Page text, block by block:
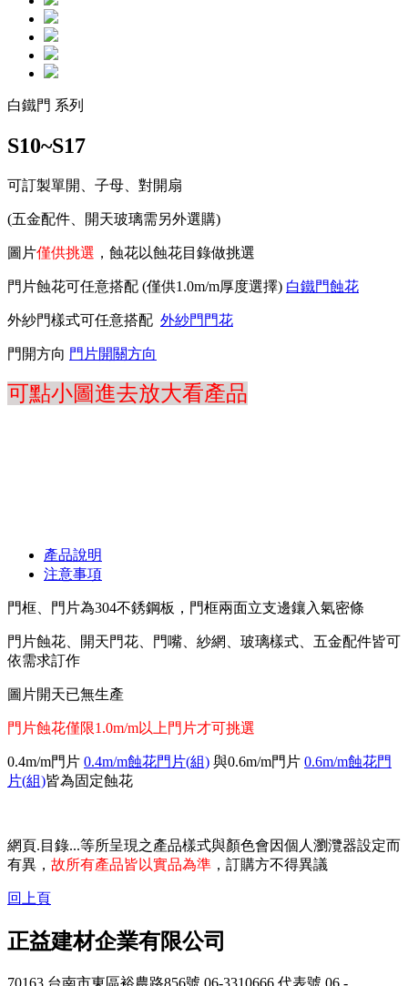
白鐵門 系列
S10~S17
可訂製單開、子母、對開扇
(五金配件、開天玻璃需另外選購)
圖片僅供挑選 ，蝕花以蝕花目錄做挑選
門片蝕花可任意搭配 (僅供1.0m/m厚度選擇) 白鐵門蝕花
外紗門樣式可任意搭配 外紗門門花
門開方向 門片開關方向
可點小圖進去放大看產品
產品說明
注意事項
門框、門片為304不銹鋼板，門框兩面立支邊鑲入氣密條
門片蝕花、開天門花、門嘴、紗網、玻璃樣式、五金配件皆可
依需求訂作
圖片開天已無生產
門片蝕花僅限1.0m/m以上門片才可挑選
0.4m/m門片 0.4m/m蝕花門片(組) 與0.6m/m門片 0.6m/m蝕花門
片(組)皆為固定蝕花
網頁.目錄...等所呈現之產品樣式與顏色會因個人瀏灠器設定而
有異， 故所有產品皆以實品為準 ，訂購方不得異議
回上頁
正益建材企業有限公司
70163 台南市東區裕農路856號 06-3310666 代表號 06 -